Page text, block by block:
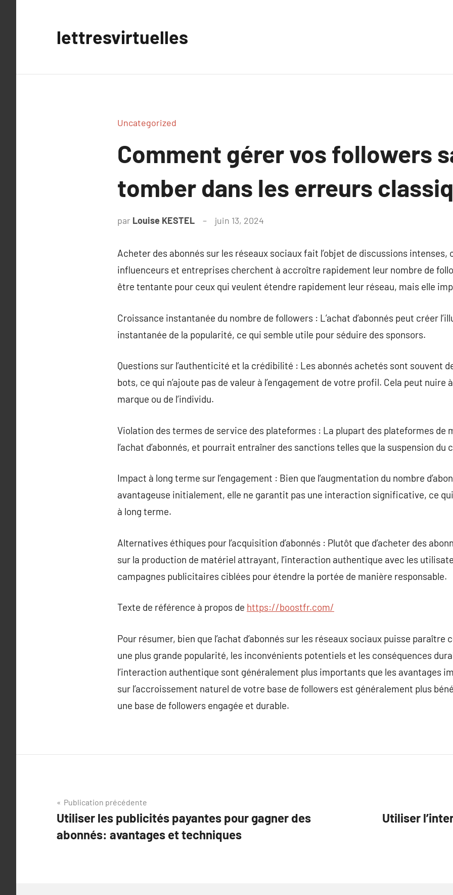
lettresvirtuelles
Uncategorized
Comment gérer vos followers
tomber dans les erreurs
par Louise KESTEL juin 13, 2024
Acheter des abonnés sur les réseaux sociaux fait l’objet de discussions intenses,
influenceurs et entreprises cherchent à accroître rapidement leur nombre de
être tentante pour ceux qui veulent étendre rapidement leur réseau, mais elle
Croissance instantanée du nombre de followers : L’achat d’abonnés peut créer
instantanée de la popularité, ce qui semble utile pour séduire des sponsors.
Questions sur l’authenticité et la crédibilité : Les abonnés achetés sont souvent
bots, ce qui n’ajoute pas de valeur à l’engagement de votre profil. Cela peut nuire
marque ou de l’individu.
Violation des termes de service des plateformes : La plupart des plateformes de
l’achat d’abonnés, et pourrait entraîner des sanctions telles que la suspension du
Impact à long terme sur l’engagement : Bien que l’augmentation du nombre
avantageuse initialement, elle ne garantit pas une interaction significative, ce
à long terme.
Alternatives éthiques pour l’acquisition d’abonnés : Plutôt que d’acheter des
sur la production de matériel attrayant, l’interaction authentique avec les
campagnes publicitaires ciblées pour étendre la portée de manière responsable.
Texte de référence à propos de https://boostfr.com/
Pour résumer, bien que l’achat d’abonnés sur les réseaux sociaux puisse
une plus grande popularité, les inconvénients potentiels et les conséquences
l’interaction authentique sont généralement plus importants que les avantages
sur l’accroissement naturel de votre base de followers est généralement plus
une base de followers engagée et durable.
Navigation
de
l’article
Publication précédente
Utiliser les publicités payantes pour gagner des
abonnés: avantages et techniques
Utiliser